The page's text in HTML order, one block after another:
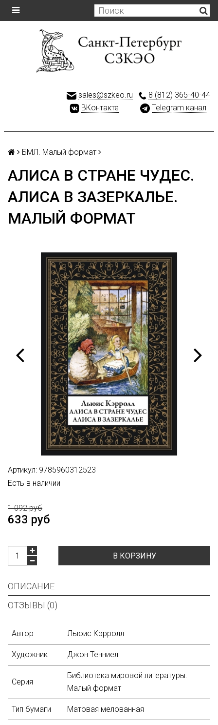
sales@szkeo.ru
8 (812) 365-40-44
ВКонтакте
Telegram канал
БМЛ. Малый формат
АЛИСА В СТРАНЕ ЧУДЕС.
АЛИСА В ЗАЗЕРКАЛЬЕ.
МАЛЫЙ ФОРМАТ
Артикул: 9785960312523
Есть в наличии
1 092 руб
633 руб
В КОРЗИНУ
ОПИСАНИЕ
ОТЗЫВЫ (0)
Автор Льюис Кэрролл
Художник Джон Тенниел
Серия
Библиотека мировой литературы.
Малый формат
Тип бумаги Матовая мелованная